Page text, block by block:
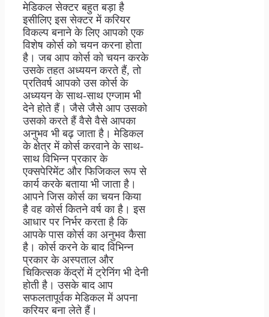
मेडिकल सेक्टर बहुत बड़ा है
इसीलिए इस सेक्टर में करियर
विकल्प बनाने के लिए आपको एक
विशेष कोर्स को चयन करना होता
है। जब आप कोर्स को चयन करके
उसके तहत अध्ययन करते हैं, तो
प्रतिवर्ष आपको उस कोर्स के
अध्ययन के साथ-साथ एग्जाम भी
देने होते हैं। जैसे जैसे आप उसको
उसको करते हैं वैसे वैसे आपका
अनुभव भी बढ़ जाता है। मेडिकल
के क्षेत्र में कोर्स करवाने के साथ-
साथ विभिन्न प्रकार के
एक्सपेरिमेंट और फिजिकल रूप से
कार्य करके बताया भी जाता है।
आपने जिस कोर्स का चयन किया
है वह कोर्स कितने वर्ष का है। इस
आधार पर निर्भर करता है कि
आपके पास कोर्स का अनुभव कैसा
है। कोर्स करने के बाद विभिन्न
प्रकार के अस्पताल और
चिकित्सक केंद्रों में ट्रेनिंग भी देनी
होती है। उसके बाद आप
सफलतापूर्वक मेडिकल में अपना
करियर बना लेते हैं।